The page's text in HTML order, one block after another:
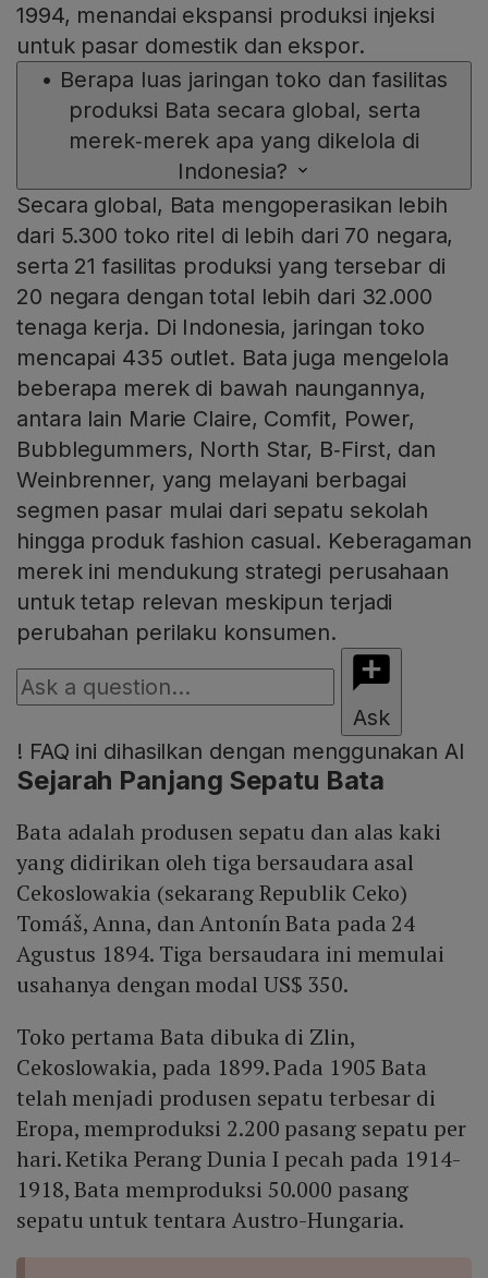
1994, menandai ekspansi produksi injeksi
untuk pasar domestik dan ekspor.
• Berapa luas jaringan toko dan fasilitas
produksi Bata secara global, serta
merek‑merek apa yang dikelola di
Indonesia?
Secara global, Bata mengoperasikan lebih
dari 5.300 toko ritel di lebih dari 70 negara,
serta 21 fasilitas produksi yang tersebar di
20 negara dengan total lebih dari 32.000
tenaga kerja. Di Indonesia, jaringan toko
mencapai 435 outlet. Bata juga mengelola
beberapa merek di bawah naungannya,
antara lain Marie Claire, Comfit, Power,
Bubblegummers, North Star, B‑First, dan
Weinbrenner, yang melayani berbagai
segmen pasar mulai dari sepatu sekolah
hingga produk fashion casual. Keberagaman
merek ini mendukung strategi perusahaan
untuk tetap relevan meskipun terjadi
perubahan perilaku konsumen.
Ask
! FAQ ini dihasilkan dengan menggunakan AI
Sejarah Panjang Sepatu Bata
Bata adalah produsen sepatu dan alas kaki
yang didirikan oleh tiga bersaudara asal
Cekoslowakia (sekarang Republik Ceko)
Tomáš, Anna, dan Antonín Bata pada 24
Agustus 1894. Tiga bersaudara ini memulai
usahanya dengan modal US$ 350.
Toko pertama Bata dibuka di Zlin,
Cekoslowakia, pada 1899. Pada 1905 Bata
telah menjadi produsen sepatu terbesar di
Eropa, memproduksi 2.200 pasang sepatu per
hari. Ketika Perang Dunia I pecah pada 1914-
1918, Bata memproduksi 50.000 pasang
sepatu untuk tentara Austro-Hungaria.